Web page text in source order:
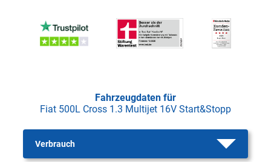
Fahrzeugdaten für
Fiat 500L Cross 1.3 Multijet 16V Start&Stopp
Verbrauch